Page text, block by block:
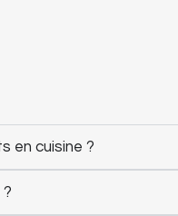
en cuisine ?